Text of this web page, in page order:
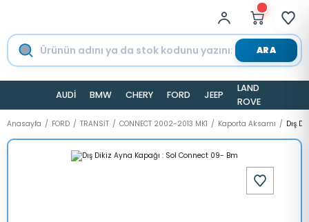
ARA
AUDİ BMW CHERY FORD JEEP
LAND
ROVER
Anasayfa FORD TRANSİT CONNECT 2002-2013 MK1 Kaporta Aksamı Dış